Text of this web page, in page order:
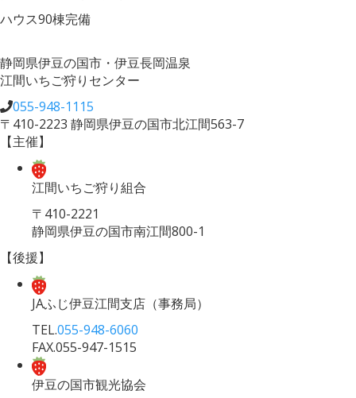
ハウス90棟完備
静岡県伊豆の国市・伊豆長岡温泉
江間いちご狩りセンター
055-948-1115
〒410-2223 静岡県伊豆の国市北江間563-7
【主催】
江間いちご狩り組合
〒410-2221
静岡県伊豆の国市南江間800-1
【後援】
JAふじ伊豆江間支店 （事務局）
TEL.055-948-6060
FAX.055-947-1515
伊豆の国市観光協会